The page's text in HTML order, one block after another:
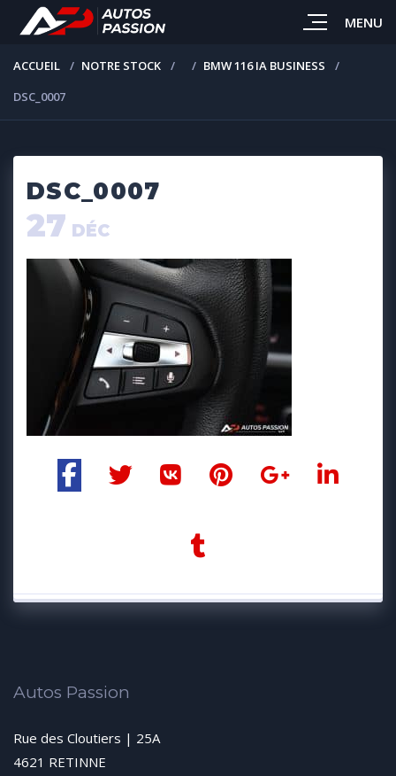
MENU
ACCUEIL NOTRE STOCK
BMW 116 IA BUSINESS
DSC_0007
DSC_0007
27 DÉC
Autos Passion
Rue des Cloutiers | 25A
4621 RETINNE